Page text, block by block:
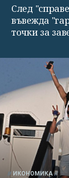
След
въвежда
точки за
ИКОНОМИКА